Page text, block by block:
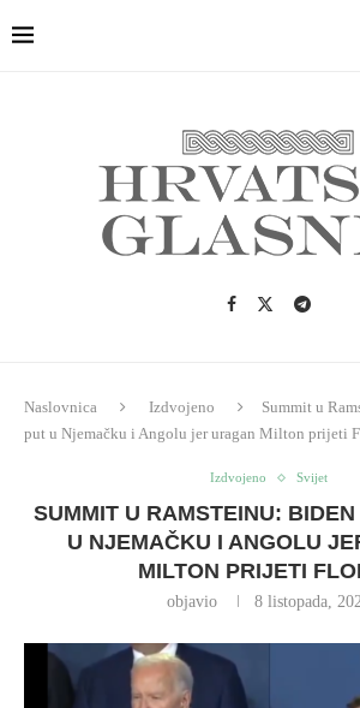
Naslovnica Izdvojeno
Summit u
put u Njemačku i Angolu jer uragan Milton prijeti
Izdvojeno Svijet
SUMMIT U RAMSTEINU:
U NJEMAČKU I ANGOLU
MILTON PRIJETI
objavio 8 listopada,